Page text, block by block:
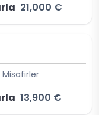
21,000 €
Misafirler
13,900 €